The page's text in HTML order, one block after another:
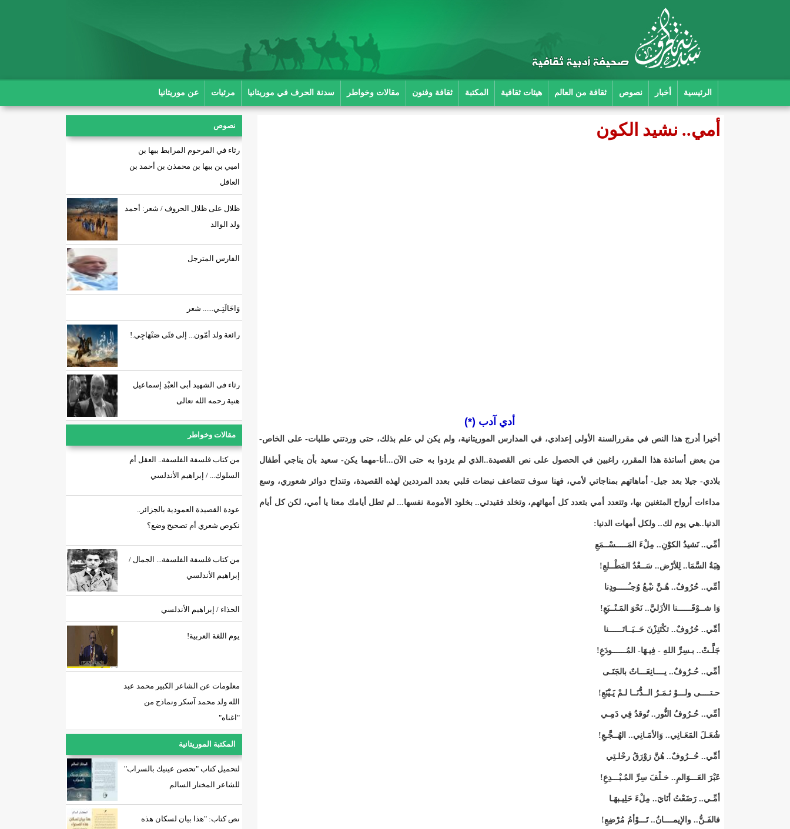
الرئيسية أخبار نصوص ثقافة من العالم هيئات ثقافية المكتبة ثقافة وفنون مقالات وخواطر سدنة الحرف في موريتانيا مرئيات عن موريتانيا
نصوص
رثاء في المرحوم المرابط ببها بن
اميي بن ببها بن محمذن بن أحمد بن
العاقل
ظلال على ظلال الحروف / شعر: أحمد
ولد الوالد
الفارس المترجل
وَاخَالَتِـي...... شعر
رائعة ولد أمّون... إلى فتًى صَنْهَاجِي.!
رثاء فى الشهيد أبى العبْدِ إسماعيل
هنية رحمه الله تعالى
مقالات وخواطر
من كتاب فلسفة الفلسفة.. العقل أم
السلوك... / إبراهيم الأندلسي
عودة القصيدة العمودية بالجزائر..
نكوص شعري أم تصحيح وضع؟
من كتاب فلسفة الفلسفة... الجمال /
إبراهيم الأندلسي
الحذاء / إبراهيم الأندلسي
يوم اللغة العربية!
معلومات عن الشاعر الكبير محمد عبد
الله ولد محمد آسكر ونماذج من
"اغناه"
المكتبة الموريتانية
لتحميل كتاب "تحصن عينيك بالسراب"
للشاعر المختار السالم
نص كتاب: "هذا بيان لسكان هذه
أمي.. نشيد الكون
أدي آدب (*)
أخيرا أدرج هذا النص في مقررالسنة الأولى إعدادي، في المدارس الموريتانية، ولم يكن لي علم بذلك، حتى وردتني طلبات- على الخاص-
من بعض أساتذة هذا المقرر، راغبين في الحصول على نص القصيدة..الذي لم يزدوا به حتى الآن...أنا-مهما يكن- سعيد بأن يناجي أطفال
بلادي- جيلا بعد جيل- أماهاتهم بمناجاتي لأمي، فهنا سوف تتضاعف نبضات قلبي بعدد المرددين لهذه القصيدة، وتنداح دوائر شعوري، وسع
مداءات أرواح المتغنين بها، وتتعدد أمي بتعدد كل أمهاتهم، وتخلد فقيدتي.. بخلود الأمومة نفسها... لم تطل أيامك معنا يا أمي، لكن كل أيام
الدنيا..هي يوم لك.. ولكل أمهات الدنيا:
أمِّي.. نَشيدُ الكوْنِ.. مِلْءَ المَـــــسْــمَعِ
هِبَةُ السَّمَا.. لِلأرْض.. سَــعْدُ المَطْــلعِ!
أمِّي.. حُرُوفٌ.. هُـنَّ نبْـعُ وُجـُـــــودِنا
وَا شــوْقَــــــنا الأزَليَّ.. نَحْوَ المَـنْــبَعِ!
أمِّي.. حُرُوفٌ.. تكْتَنِزْنَ حَــيَــاتَــــــنا
جَلَّـتْ.. بـسِرِّ اللهِ - فِيـهَا- المُــــــودَعِ!
أمِّي.. حُـرُوفٌ.. يــــانِعَـــاتٌ بالجَنَـى
حـتــــى ولـــوْ ثـمَـرُ الــدُّنَــا لـمْ يَـيْنَعِ!
أمِّي.. حُـرُوفُ النُّور.. تُوقدُ فِي دَمِـي
شُعَـلَ المَعَـانِي.. وَالأمَـانِي.. الهُــجَّـعِ!
أمِّي.. حُــرُوفٌ.. هُنَّ زوْرَقُ رحْلـتِي
عَبْرَ العَـــوَالمِ.. خـلْفَ سِرِّ المُـبْـــدِعِ!
أمِّـي.. رَضَعْتُ أنَايَ.. مِلْءَ حَلِيـبهَـا
فالفَـنُّ.. والإيمــــانُ.. تَـــوْأمُ مُرْضِعِ!